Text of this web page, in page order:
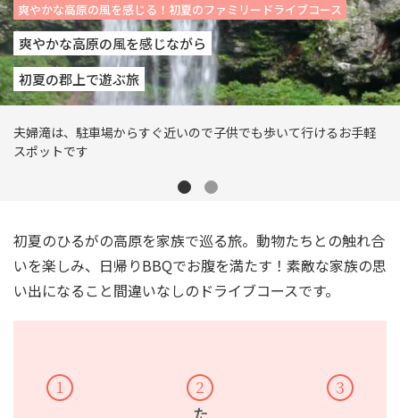
爽やかな高原の風を感じる！初夏のファミリードライブコース
爽やかな高原の風を感じながら
初夏の郡上で遊ぶ旅
供でも歩いて行けるお手軽
牧歌の里では、ロードトレインに
初夏のひるがの高原を家族で巡る旅。動物たちとの触れ合
いを楽しみ、日帰りBBQでお腹を満たす！素敵な家族の思
い出になること間違いなしのドライブコースです。
１ ２ ３